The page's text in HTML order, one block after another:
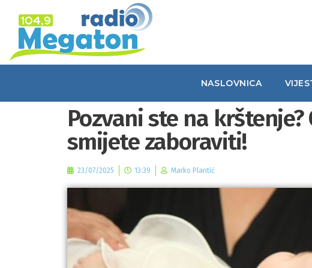
NASLOVNICA
Pozvani ste na
smijete zaboraviti!
23/07/2025 13:39 Marko Plantić